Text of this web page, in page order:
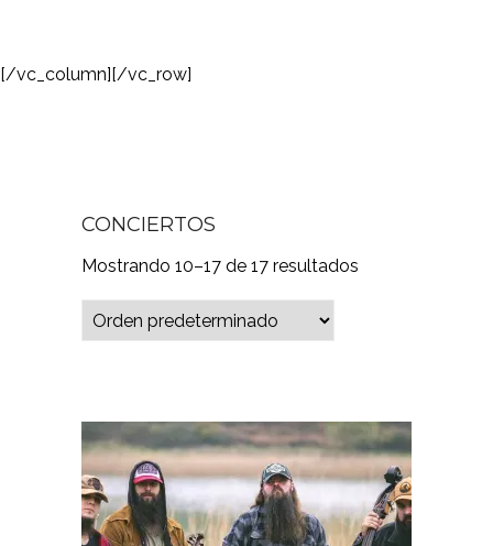
[/vc_column][/vc_row]
CONCIERTOS
Mostrando 10–17 de 17 resultados